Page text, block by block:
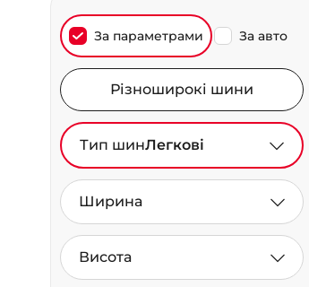
За параметрами За авто
Різноширокі шини
Тип шинЛегкові
Ширина
Висота